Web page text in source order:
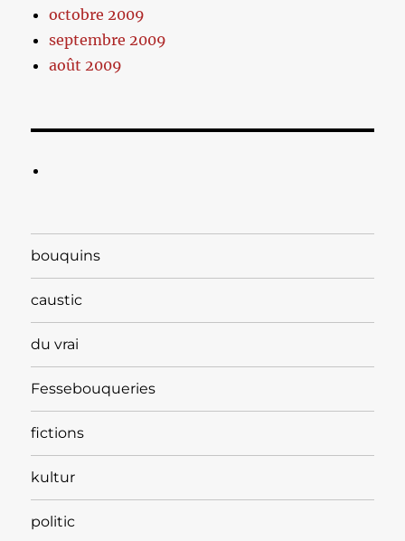
octobre 2009
septembre 2009
août 2009
bouquins
caustic
du vrai
Fessebouqueries
fictions
kultur
politic